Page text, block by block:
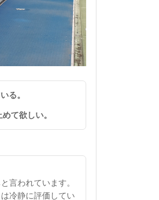
る。
て欲しい。
言われています。
冷静に評価してい